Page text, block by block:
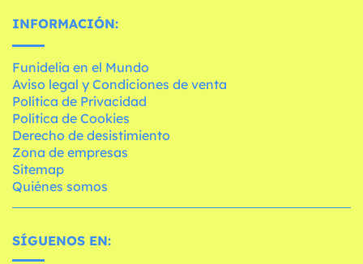
INFORMACIÓN:
Funidelia en el Mundo
Aviso legal y Condiciones de venta
Política de Privacidad
Política de Cookies
Derecho de desistimiento
Zona de empresas
Sitemap
Quiénes somos
SÍGUENOS EN: